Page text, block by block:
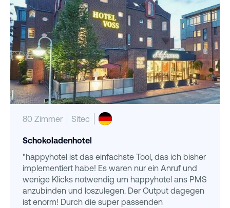
80 Zimmer Sitec
Schokoladenhotel
"happyhotel ist das einfachste Tool, das ich bisher
implementiert habe! Es waren nur ein Anruf und
wenige Klicks notwendig um happyhotel ans PMS
anzubinden und loszulegen. Der Output dagegen
ist enorm! Durch die super passenden